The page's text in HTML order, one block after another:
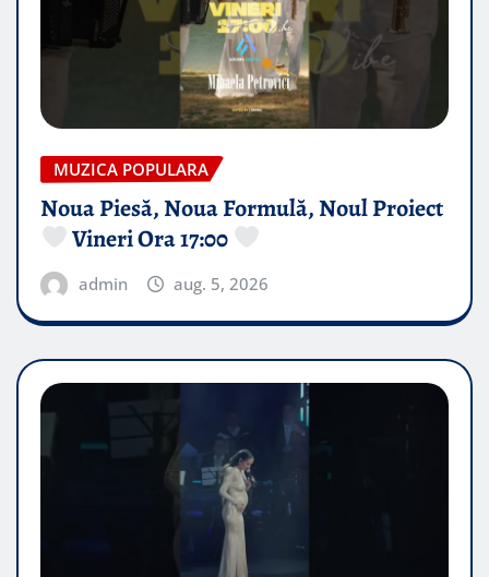
MUZICA POPULARA
Noua Piesă, Noua Formulă, Noul Proiect
Vineri Ora 17:00
admin aug. 5, 2026